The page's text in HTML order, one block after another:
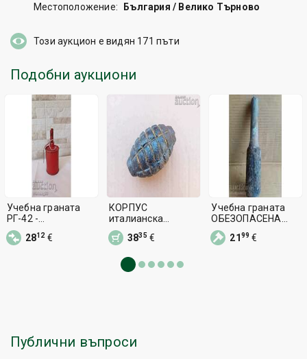
Местоположение:
България / Велико Търново
Този аукцион е видян 171 пъти
Подобни аукциони
Учебна граната
РГ-42 -
обезопасена
2812€
КОРПУС
италианска
граната S.I.P.E.
WW1
бомба
3835 €
Учебна граната
ОБЕЗОПАСЕНА
Царство България
ръчна бомба
2199 €
Публични въпроси